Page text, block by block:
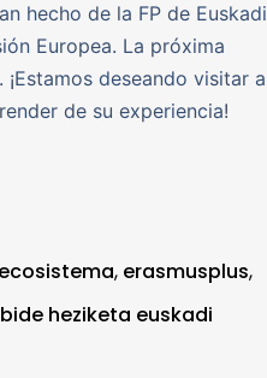
hecho de la FP de Euskadi
Europea. La próxima
deseando visitar a
de su experiencia!
ecosistema, erasmusplus,
heziketa euskadi